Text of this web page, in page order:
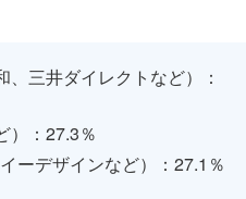
三井ダイレクトなど）：
）：27.3％
ーデザインなど）：27.1％